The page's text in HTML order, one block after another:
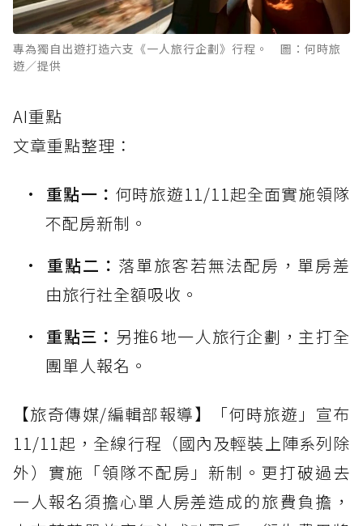
專為獨自出遊打造六支《一人旅行企劃》行程。 圖：何時旅
遊／提供
AI重點
文章重點整理：
重點一： 何時旅遊11/11起全面實施領隊
不配房新制。
重點二： 落單旅客若無法配房，單房差
由旅行社全額吸收。
重點三： 另推6地一人旅行企劃，主打全
團單人報名。
【旅奇傳媒/編輯部報導】「何時旅遊」宣布
11/11起，全線行程（國內及輕裝上陣系列除
外）實施「領隊不配房」新制。更打破過去
一人報名須擔心單人房差造成的旅費負擔，